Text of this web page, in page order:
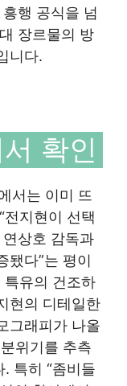
행 공식을 넘
장르물의 방
니다.
확인
서는 이미 뜨
지현이 선택
상호 감독과
됐다”는 평이
특유의 건조하
현의 디테일한
그래피가 나올
위기를 추측
특히 “좀비들